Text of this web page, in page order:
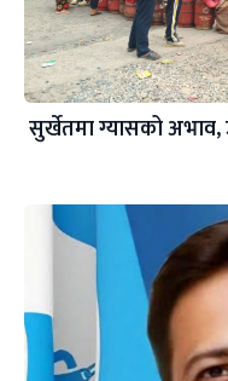
सुर्खेतमा ग्यासको अभाव,